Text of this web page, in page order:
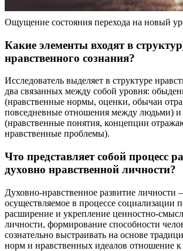
Ощущение состояния перехода на новый
Какие элементы входят в
нравственного сознания?
Исследователь выделяет в структуре
два связанных между собой уровня:
(нравственные нормы, оценки, обычаи
повседневные отношения между людьми) и
(нравственные понятия, концепции
нравственные проблемы).
Что представляет собой процесс
духовно нравственной личности?
Духовно-нравственное развитие личности
осуществляемое в процессе социализации
расширение и укрепление ценностно-
личности, формирование способности
сознательно выстраивать на основе
норм и нравственных идеалов отношение к